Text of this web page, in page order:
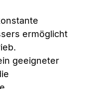
ermöglicht
geeigneter